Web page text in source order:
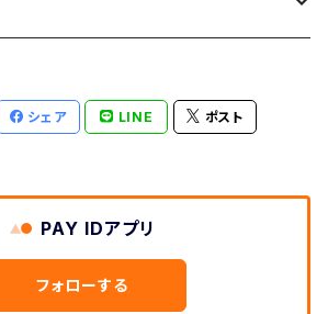
2ヶ月版
シェア LINE ポスト
PAY IDアプリ
フォローする